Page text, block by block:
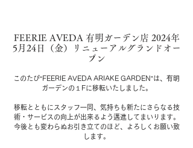
FEERIE AVEDA 有明ガーデン店 2024年
5月24日（金）リニューアルグランドオー
プン
このたび“FEERIE AVEDA ARIAKE GARDEN”は、有明
ガーデンの１Fに移転いたしました。
移転とともにスタッフ一同、気持ちも新たにさらなる技
術・サービスの向上が出来るよう邁進してまいります。
今後とも変わらぬお引き立てのほど、よろしくお願い致
します。